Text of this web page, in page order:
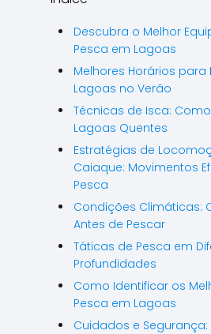
Descubra o Melhor
Pesca em Lagoas
Melhores Horários para
Lagoas no Verão
Técnicas de Isca:
Lagoas Quentes
Estratégias de
Caiaque: Movimentos
Pesca
Condições Climáticas:
Antes de Pescar
Táticas de Pesca em
Profundidades
Como Identificar os
Pesca em Lagoas
Cuidados e